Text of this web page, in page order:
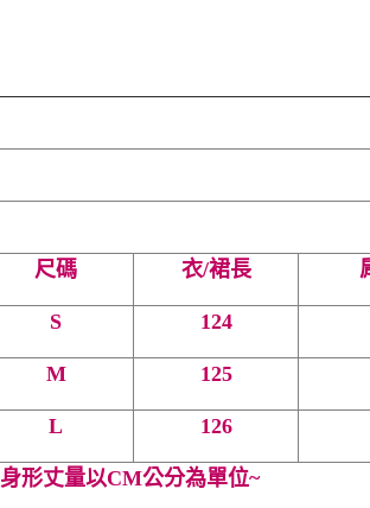
尺碼 衣/裙長
S 124
M 125
L 126
身形丈量以CM公分為單位~